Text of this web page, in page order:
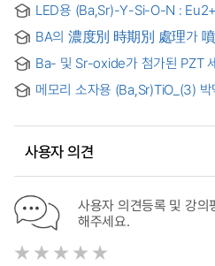
LED용 (Ba,Sr)-Y-Si-O-N :
특성 = Synthesis and
(Ba,Sr)-Y-Si-O-N : Eu2+
BA의 濃度別 時期別 處理가
開化特性에 미치는 影響
Ba- 및 Sr-oxide가 첨가된 PZT
= (A) Study on the
doped PZT ceramics
메모리 소자용 (Ba,Sr)TiO_(3)
(Ba,Sr)TiO_(3) Thin Films for
사용자 의견
사용자 의견등록 및 강
해주세요.